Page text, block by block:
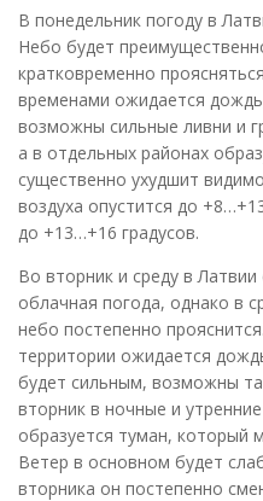
В понедельник погоду в
Небо будет
кратковременно
временами ожидается
возможны сильные ливни и
а в отдельных районах
существенно ухудшит
воздуха опустится до
до +13…+16 градусов.
Во вторник и среду в
облачная погода, однако в
небо постепенно
территории ожидается
будет сильным, возможны
вторник в ночные и
образуется туман, который
Ветер в основном будет
вторника он постепенно